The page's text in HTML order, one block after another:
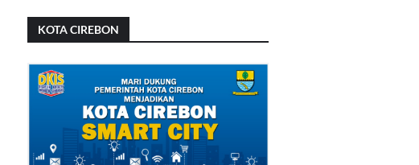
KOTA CIREBON